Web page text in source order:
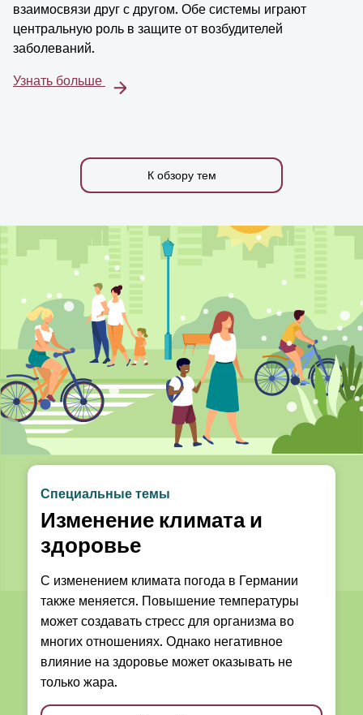
взаимосвязи друг с другом. Обе системы играют
центральную роль в защите от возбудителей
заболеваний.
Узнать больше
К обзору тем
Специальные темы
Изменение климата и
здоровье
С изменением климата погода в Германии
также меняется. Повышение температуры
может создавать стресс для организма во
многих отношениях. Однако негативное
влияние на здоровье может оказывать не
только жара.